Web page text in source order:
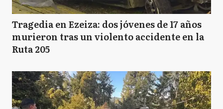
Tragedia en Ezeiza: dos jóvenes de 17 años
murieron tras un violento accidente en la
Ruta 205